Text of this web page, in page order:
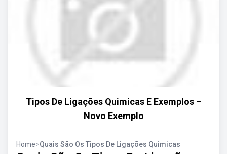
Tipos De Ligações Quimicas E Exemplos –
Novo Exemplo
Home>Quais São Os Tipos De Ligações Quimicas